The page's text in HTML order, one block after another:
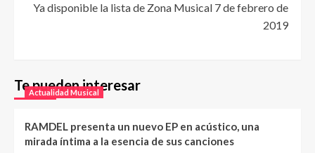
Ya disponible la lista de Zona Musical 7 de febrero de
2019
Te pueden interesar
Actualidad Musical
RAMDEL presenta un nuevo EP en acústico, una
mirada íntima a la esencia de sus canciones